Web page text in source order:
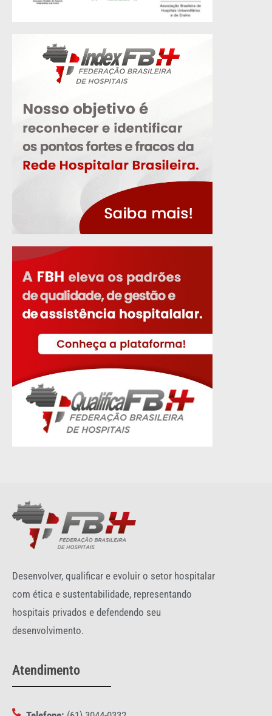
Desenvolver, qualificar e evoluir o setor hospitalar
com ética e sustentabilidade, representando
hospitais privados e defendendo seu
desenvolvimento.
Atendimento